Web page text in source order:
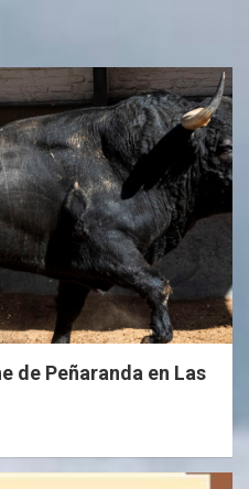
de Peñaranda en Las